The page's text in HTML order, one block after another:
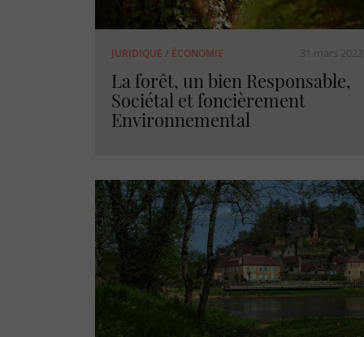
JURIDIQUE / ÉCONOMIE 31 mars 2023
La forêt, un bien Responsable,
Sociétal et foncièrement
Environnemental